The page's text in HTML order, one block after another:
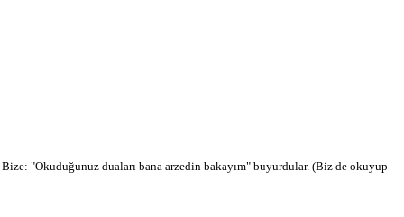
"Okuduğunuz duaları bana arzedin bakayım" buyurdular. (Biz de okuyup